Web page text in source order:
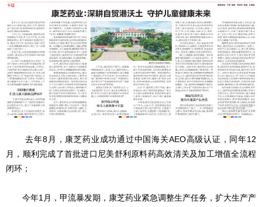
去年8月，康芝药业成功通过中国海关AEO高级认证，同年12
月，顺利完成了首批进口尼美舒利原料药高效清关及加工增值全流程
闭环；
今年1月，甲流暴发期，康芝药业紧急调整生产任务，扩大生产产